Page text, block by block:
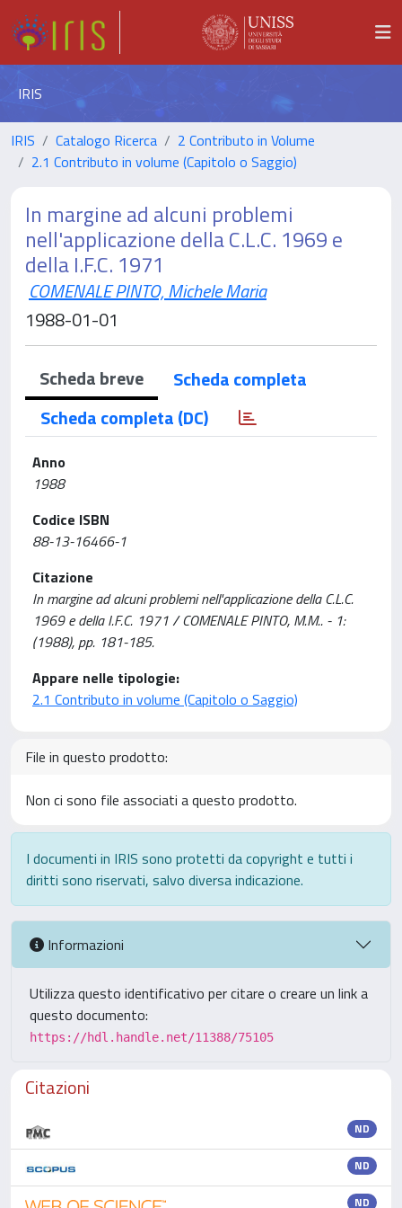
IRIS
IRIS Catalogo Ricerca
2 Contributo in Volume
2.1 Contributo in volume (Capitolo o Saggio)
In margine ad alcuni problemi
nell'applicazione della C.L.C. 1969 e
della I.F.C. 1971
COMENALE PINTO, Michele Maria
1988-01-01
Scheda breve
Scheda completa
Scheda completa (DC)
Anno
1988
Codice ISBN
88-13-16466-1
Citazione
In margine ad alcuni problemi nell'applicazione della C.L.C.
1969 e della I.F.C. 1971 / COMENALE PINTO, M.M.. - 1:
(1988), pp. 181-185.
Appare nelle tipologie:
2.1 Contributo in volume (Capitolo o Saggio)
File in questo prodotto:
Non ci sono file associati a questo prodotto.
I documenti in IRIS sono protetti da copyright e tutti i
diritti sono riservati, salvo diversa indicazione.
Informazioni
Utilizza questo identificativo per citare o creare un link a
questo documento:
https://hdl.handle.net/11388/75105
Citazioni
ND
ND
ND